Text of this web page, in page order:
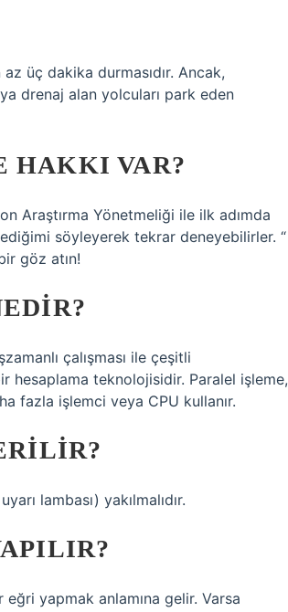
üç dakika durmasıdır. Ancak,
drenaj alan yolcuları park eden
HAKKI VAR?
Araştırma Yönetmeliği ile ilk adımda
söyleyerek tekrar deneyebilirler. “
göz atın!
çalışması ile çeşitli
hesaplama teknolojisidir. Paralel işleme,
fazla işlemci veya CPU kullanır.
lambası) yakılmalıdır.
yapmak anlamına gelir. Varsa